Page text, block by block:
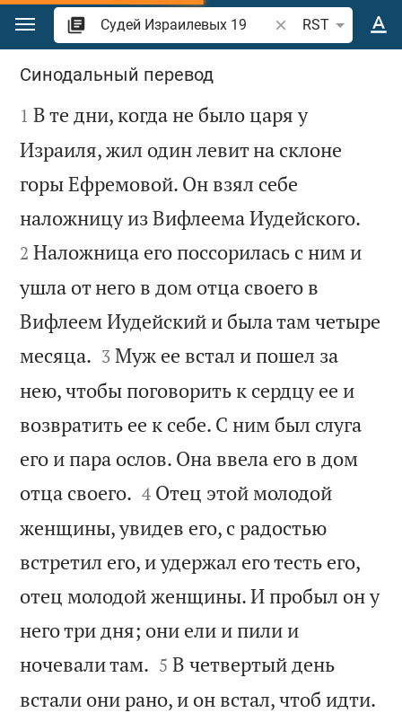
Перейти к содержанию
Поиск по отрывку
RST
Судей Израилевых 19
Синодальный перевод

1 В те дни, когда не было царя у
Израиля, жил один левит на склоне
горы Ефремовой. Он взял себе
наложницу из Вифлеема Иудейского.
2 Наложница его поссорилась с ним и
ушла от него в дом отца своего в
Вифлеем Иудейский и была там четыре
месяца. 

3 Муж ее встал и пошел за
нею, чтобы поговорить к сердцу ее и
возвратить ее к себе. С ним был слуга
его и пара ослов. Она ввела его в дом
отца своего. 

4 Отец этой молодой
женщины, увидев его, с радостью
встретил его, и удержал его тесть его,
отец молодой женщины. И пробыл он у
него три дня; они ели и пили и
ночевали там. 

5 В четвертый день
встали они рано, и он встал, чтоб идти.